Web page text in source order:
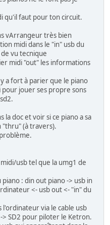
qu'il faut pour ton circuit.
vArrangeur très bien
midi dans le "in" usb du
vu tecnique
midi "out" les informations
a fort à parier que le piano
jouer ses propre sons
la doc et voir si ce piano a sa
"thru" (à travers).
usb tel que la umg1 de
: din out piano -> usb in
<- usb out <- "in" du
l'ordinateur via le cable usb
SD2 pour piloter le Ketron.